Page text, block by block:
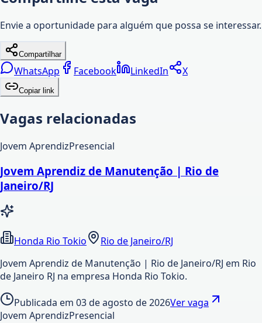
Envie a oportunidade para alguém que possa se interessar.
Compartilhar
WhatsApp Facebook LinkedIn X
Copiar link
Vagas relacionadas
Jovem AprendizPresencial
Jovem Aprendiz de Manutenção | Rio de
Janeiro/RJ
Honda Rio Tokio
Rio de Janeiro/RJ
Jovem Aprendiz de Manutenção | Rio de Janeiro/RJ em Rio
de Janeiro RJ na empresa Honda Rio Tokio.
Publicada em 03 de agosto de 2026Ver vaga
Jovem AprendizPresencial